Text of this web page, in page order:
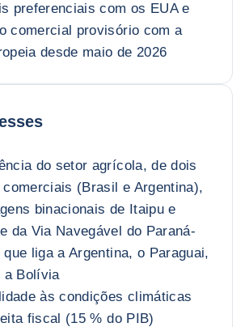
preferenciais com os EUA e
comercial provisório com a
desde maio de 2026
do setor agrícola, de dois
(Brasil e Argentina),
binacionais de Itaipu e
da Via Navegável do Paraná-
que liga a Argentina, o Paraguai,
a Bolívia
às condições climáticas
fiscal (15 % do PIB)